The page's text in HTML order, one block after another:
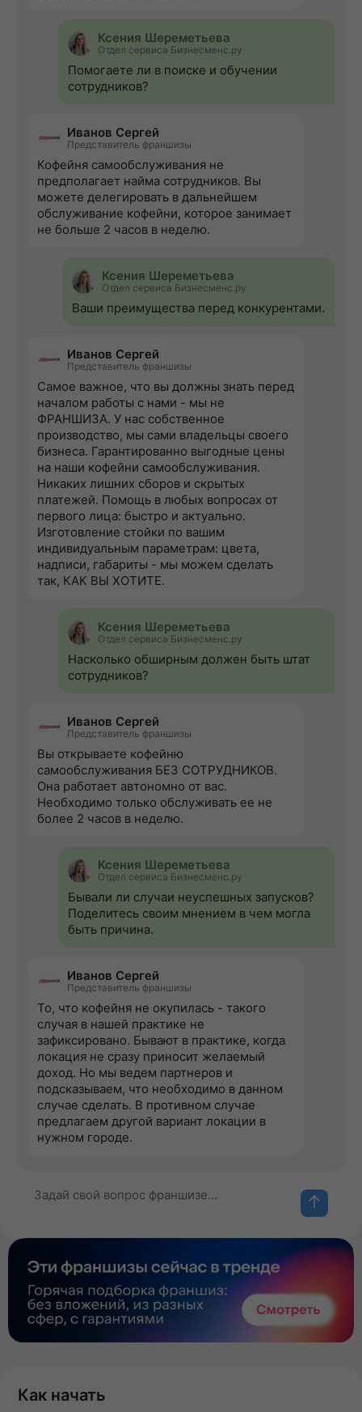
Ксения Шереметьева
Отдел сервиса Бизнесменс.ру
Помогаете ли в поиске и обучении
сотрудников?
Иванов Сергей
Представитель франшизы
Кофейня самообслуживания не
предполагает найма сотрудников. Вы
можете делегировать в дальнейшем
обслуживание кофейни, которое занимает
не больше 2 часов в неделю.
Ксения Шереметьева
Отдел сервиса Бизнесменс.ру
Ваши преимущества перед конкурентами.
Иванов Сергей
Представитель франшизы
Самое важное, что вы должны знать перед
началом работы с нами - мы не
ФРАНШИЗА. У нас собственное
производство, мы сами владельцы своего
бизнеса. Гарантированно выгодные цены
на наши кофейни самообслуживания.
Никаких лишних сборов и скрытых
платежей. Помощь в любых вопросах от
первого лица: быстро и актуально.
Изготовление стойки по вашим
индивидуальным параметрам: цвета,
надписи, габариты - мы можем сделать
так, КАК ВЫ ХОТИТЕ.
Ксения Шереметьева
Отдел сервиса Бизнесменс.ру
Насколько обширным должен быть штат
сотрудников?
Иванов Сергей
Представитель франшизы
Вы открываете кофейню
самообслуживания БЕЗ СОТРУДНИКОВ.
Она работает автономно от вас.
Необходимо только обслуживать ее не
более 2 часов в неделю.
Ксения Шереметьева
Отдел сервиса Бизнесменс.ру
Бывали ли случаи неуспешных запусков?
Поделитесь своим мнением в чем могла
быть причина.
Иванов Сергей
Представитель франшизы
То, что кофейня не окупилась - такого
случая в нашей практике не
зафиксировано. Бывают в практике, когда
локация не сразу приносит желаемый
доход. Но мы ведем партнеров и
подсказываем, что необходимо в данном
случае сделать. В противном случае
предлагаем другой вариант локации в
нужном городе.
Как начать